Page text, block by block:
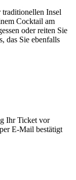
traditionellen Insel
Cocktail am
oder reiten Sie
das Sie ebenfalls
Ihr Ticket vor
E-Mail bestätigt